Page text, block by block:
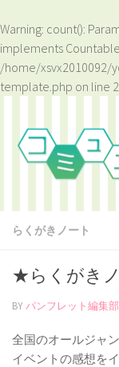
Warning: count():
implements
/home/
template.php on line
らくがきノート
★らくがき
BYパンフレット編集
全国のオールジャ
イベントの感想を